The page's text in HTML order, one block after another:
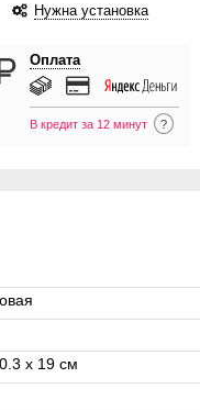
Нужна установка
Оплата
В кредит за 12 минут ?
x 19 см